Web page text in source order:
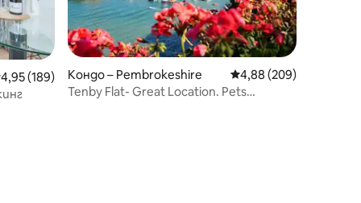
оценка: 4,95 от 5, 189 отзива
4,95 (189)
Кондо – Pembrokeshire Средна оценка: 4,88
4,88 (209)
Tenby Flat- Great Location. Pets